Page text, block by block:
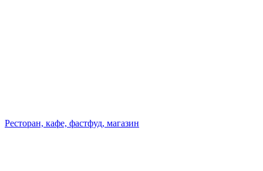
Ресторан, кафе, фастфуд, магазин